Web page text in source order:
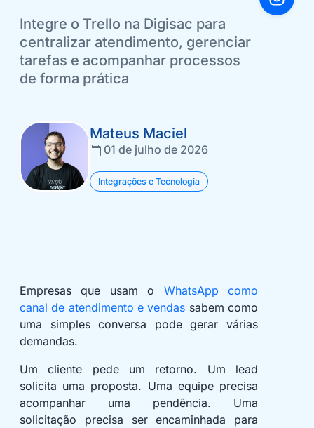
Integre o Trello na Digisac para
centralizar atendimento, gerenciar
tarefas e acompanhar processos
de forma prática
Mateus Maciel
01 de julho de 2026
Integrações e Tecnologia
Empresas que usam o WhatsApp como
canal de atendimento e vendas sabem como
uma simples conversa pode gerar várias
demandas.
Um cliente pede um retorno. Um lead
solicita uma proposta. Uma equipe precisa
acompanhar uma pendência. Uma
solicitação precisa ser encaminhada para